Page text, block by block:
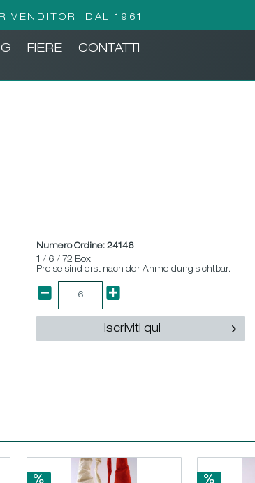
DAL 1961
FIERE CONTATTI
Numero Ordine:24146
1 / 6 / 72 Box
Preise sind erst nach der Anmeldung sichtbar.
Iscriviti qui